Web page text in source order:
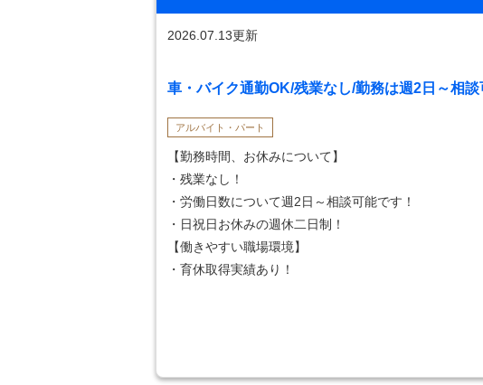
2026.07.13更新
車・バイク通勤OK/残業なし/勤務は週2日～相
アルバイト・パート
【勤務時間、お休みについて】
・残業なし！
・労働日数について週2日～相談可能です！
・日祝日お休みの週休二日制！
【働きやすい職場環境】
・育休取得実績あり！